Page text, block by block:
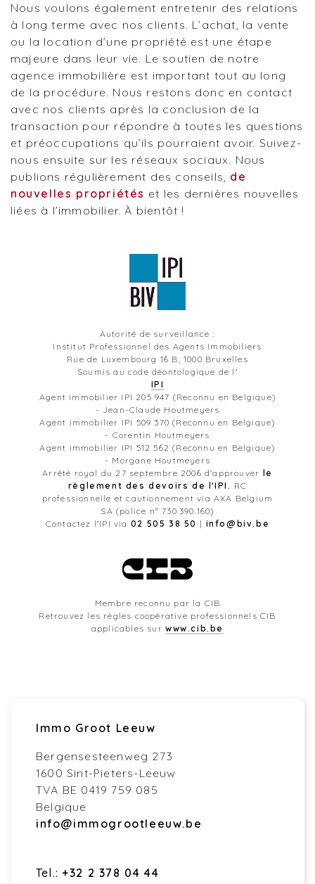
Nous voulons également entretenir des relations
à long terme avec nos clients. L’achat, la vente
ou la location d’une propriété est une étape
majeure dans leur vie. Le soutien de notre
agence immobilière est important tout au long
de la procédure. Nous restons donc en contact
avec nos clients après la conclusion de la
transaction pour répondre à toutes les questions
et préoccupations qu’ils pourraient avoir. Suivez-
nous ensuite sur les réseaux sociaux. Nous
publions régulièrement des conseils, de
nouvelles propriétés et les dernières nouvelles
liées à l’immobilier. À bientôt !
Autorité de surveillance :
Institut Professionnel des Agents Immobiliers
Rue de Luxembourg 16 B, 1000 Bruxelles
Soumis au code déontologique de l'
IPI
Agent immobilier IPI 205 947 (Reconnu en Belgique)
- Jean-Claude Houtmeyers
Agent immobilier IPI 509 370 (Reconnu en Belgique)
- Corentin Houtmeyers
Agent immobilier IPI 512 562 (Reconnu en Belgique)
- Morgane Houtmeyers
Arrêté royal du 27 septembre 2006 d'approuver le
règlement des devoirs de l'IPI. RC
professionnelle et cautionnement via AXA Belgium
SA (police n° 730.390.160)
Contactez l'IPI via 02 505 38 50 | info@biv.be
Membre reconnu par la CIB
Retrouvez les règles coopérative professionnels CIB
applicables surwww.cib.be
Immo Groot Leeuw
Bergensesteenweg 273
1600 Sint-Pieters-Leeuw
TVA BE 0419 759 085
Belgique
info@immogrootleeuw.be
Tel.: +32 2 378 04 44